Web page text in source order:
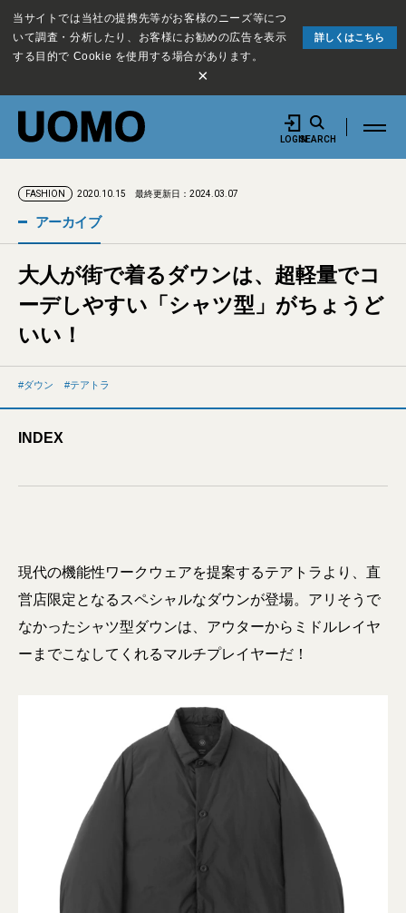
当サイトでは当社の提携先等がお客様のニーズ等につ
いて調査・分析したり、お客様にお勧めの広告を表示
する目的で Cookie を使用する場合があります。
詳しくはこちら
×
LOGINSEARCH
FASHION 2020.10.15 最終更新日：2024.03.07
アーカイブ
大人が街で着るダウンは、超軽量でコ
ーデしやすい「シャツ型」がちょうど
いい！
ダウン テアトラ
INDEX
現代の機能性ワークウェアを提案するテアトラより、直
営店限定となるスペシャルなダウンが登場。アリそうで
なかったシャツ型ダウンは、アウターからミドルレイヤ
ーまでこなしてくれるマルチプレイヤーだ！